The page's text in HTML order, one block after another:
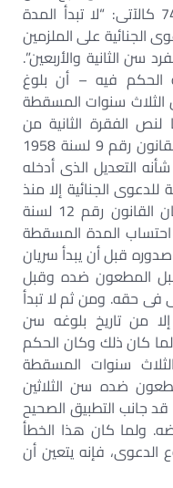
المعدل للفقرة الثانية من المادة 74 كالآتى: “لا تبدأ المدة
الجنائية على الملزمين
سن الثانية والأربعين”.
الحكم فيه – أن بلوغ
الثلاث سنوات المسقطة
الفقرة الثانية من
المادة 74 قبل تعديلها بعد صدور القانون رقم 9 لسنة 1958
التعديل الذى أدخله
الجنائية إلا منذ
بلوغه سن الثانية والأربعين. ولما كان القانون رقم 12 لسنة
احتساب المدة المسقطة
قبل أن يبدأ سريان
المطعون ضده وقبل
فى حقه. ومن ثم لا تبدأ
من تاريخ بلوغه سن
لما كان ذلك وكان الحكم
سنوات المسقطة
ضده سن الثلاثين
جانب التطبيق الصحيح
ولما كان هذا الخطأ
فإنه يتعين أن